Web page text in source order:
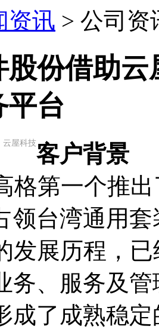
资讯 > 公司资
股份借助
平台
云屋科技客户背景
格第一个推
领台湾通用
发展历程，
务、服务及
成了成熟稳